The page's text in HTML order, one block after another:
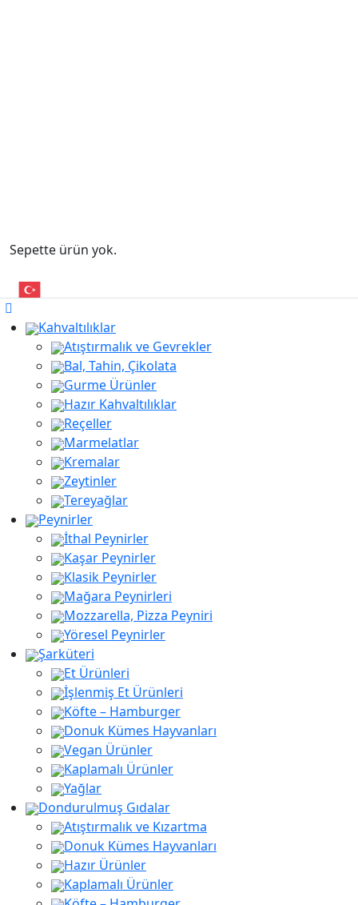
Sepette ürün yok.
Kahvaltılıklar
Atıştırmalık ve Gevrekler
Bal, Tahin, Çikolata
Gurme Ürünler
Hazır Kahvaltılıklar
Reçeller
Marmelatlar
Kremalar
Zeytinler
Tereyağlar
Peynirler
İthal Peynirler
Kaşar Peynirler
Klasik Peynirler
Mağara Peynirleri
Mozzarella, Pizza Peyniri
Yöresel Peynirler
Şarküteri
Et Ürünleri
İşlenmiş Et Ürünleri
Köfte – Hamburger
Donuk Kümes Hayvanları
Vegan Ürünler
Kaplamalı Ürünler
Yağlar
Dondurulmuş Gıdalar
Atıştırmalık ve Kızartma
Donuk Kümes Hayvanları
Hazır Ürünler
Kaplamalı Ürünler